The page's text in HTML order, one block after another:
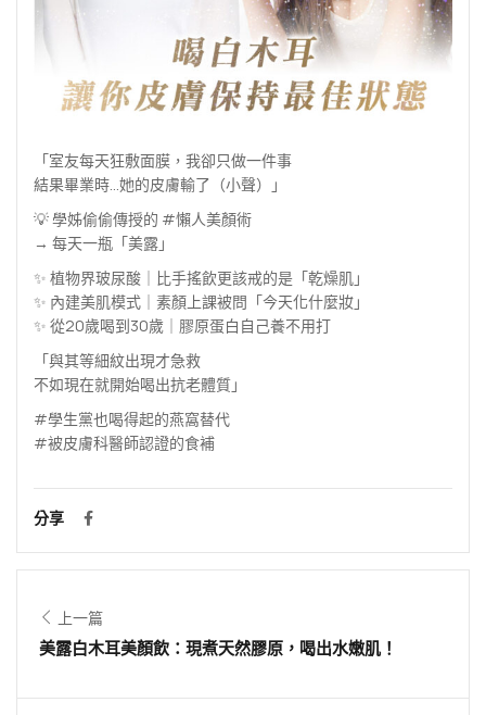
「室友每天狂敷面膜，我卻只做一件事
結果畢業時…她的皮膚輸了（小聲）」
💡 學姊偷偷傳授的 #懶人美顏術
→ 每天一瓶「美露」
✨ 植物界玻尿酸｜比手搖飲更該戒的是「乾燥肌」
✨ 內建美肌模式｜素顏上課被問「今天化什麼妝」
✨ 從20歲喝到30歲｜膠原蛋白自己養不用打
「與其等細紋出現才急救
不如現在就開始喝出抗老體質」
#學生黨也喝得起的燕窩替代
#被皮膚科醫師認證的食補
分享
上一篇
美露白木耳美顏飲：現煮天然膠原，喝出水嫩肌！